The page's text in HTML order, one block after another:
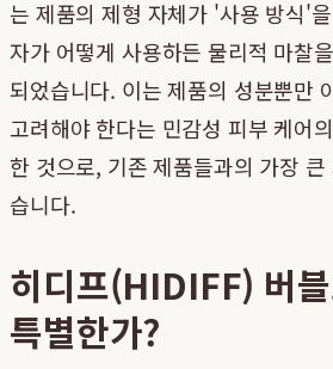
는 제품의 제형 자체가 '사용 방식'
자가 어떻게 사용하든 물리적 마찰
되었습니다. 이는 제품의 성분뿐만
고려해야 한다는 민감성 피부 케어
한 것으로, 기존 제품들과의 가장
습니다.
히디프(HIDIFF) 버
특별한가?